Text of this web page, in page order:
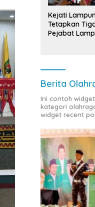
Kejati
Tetapkan
Pejabat
Berita
Ini contoh
kategori
widget recent